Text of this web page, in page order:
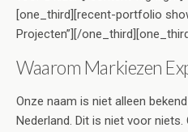
[one_third][recent-portfolio
Projecten”][/
Waarom Markiezen
Onze naam is niet alleen
Nederland. Dit is niet voor